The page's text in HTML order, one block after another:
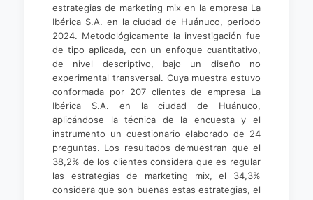
estrategias de marketing mix en la empresa La
Ibérica S.A. en la ciudad de Huánuco, periodo
2024. Metodológicamente la investigación fue
de tipo aplicada, con un enfoque cuantitativo,
de nivel descriptivo, bajo un diseño no
experimental transversal. Cuya muestra estuvo
conformada por 207 clientes de empresa La
Ibérica S.A. en la ciudad de Huánuco,
aplicándose la técnica de la encuesta y el
instrumento un cuestionario elaborado de 24
preguntas. Los resultados demuestran que el
38,2% de los clientes considera que es regular
las estrategias de marketing mix, el 34,3%
considera que son buenas estas estrategias, el